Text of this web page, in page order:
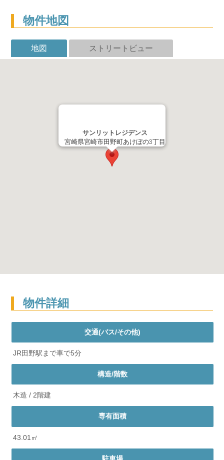
物件地図
地図 ストリートビュー
サンリットレジデンス
宮崎県宮崎市田野町あけぼの3丁目
物件詳細
交通(バス/その他)
JR田野駅まで車で5分
構造/階数
木造 / 2階建
専有面積
43.01㎡